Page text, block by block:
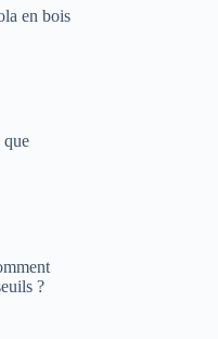
en bois
que
?